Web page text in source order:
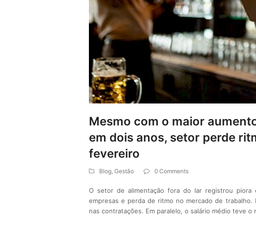
Mesmo com o maior
em dois anos, setor perde
fevereiro
Blog, Gestão 0 Comments
O setor de alimentação fora do lar registrou
empresas e perda de ritmo no mercado de
nas contratações. Em paralelo, o salário médio teve